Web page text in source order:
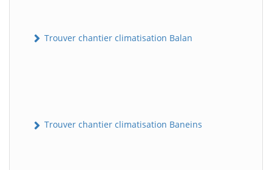
Trouver chantier climatisation Balan
Trouver chantier climatisation Baneins